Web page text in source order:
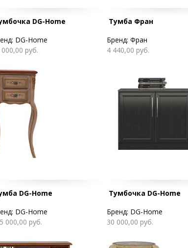
DG-Home
DG-Home
000,00 руб.
Тумба Фран
Бренд: Фран
4 440,00 руб.
DG-Home
DG-Home
000,00 руб.
Тумбочка DG-Home
Бренд: DG-Home
30 000,00 руб.